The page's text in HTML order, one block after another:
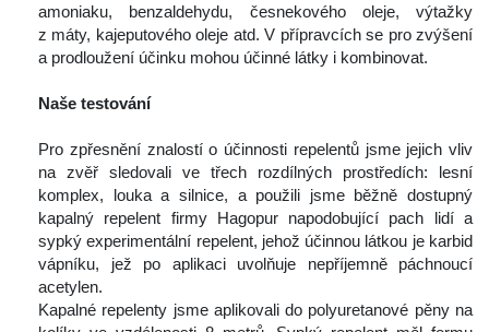
amoniaku, benzaldehydu, česnekového oleje, výtažky
z máty, kajeputového oleje atd. V přípravcích se pro zvýšení
a prodloužení účinku mohou účinné látky i kombinovat.
Naše testování
Pro zpřesnění znalostí o účinnosti repelentů jsme jejich vliv
na zvěř sledovali ve třech rozdílných prostředích: lesní
komplex, louka a silnice, a použili jsme běžně dostupný
kapalný repelent firmy Hagopur napodobující pach lidí a
ypký experimentální repelent, jehož účinnou látkou je karbid
vápníku, jež po aplikaci uvolňuje nepříjemně páchnoucí
acetylen.
Kapalné repelenty jsme aplikovali do polyuretanové pěny na